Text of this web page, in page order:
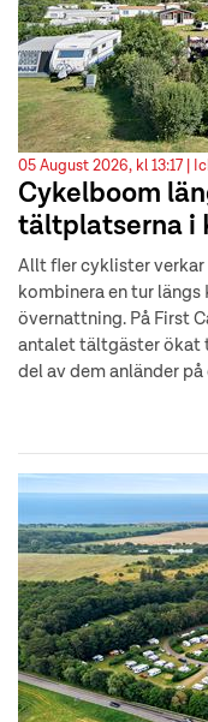
05 August 2026, kl 13:17 |
Cykelboom
tältplatserna i
Allt fler cyklister
kombinera en tur
övernattning. På First
antalet tältgäster ökat
del av dem anländer på